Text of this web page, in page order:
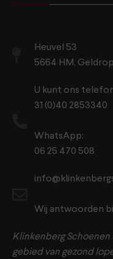
Heuvel 53
5664 HM, Geldrop
U kunt ons
31 (0)40 2853340
WhatsApp:
06 25 470 508
Wij antwoorden
Klinkenberg
gebied van gezond